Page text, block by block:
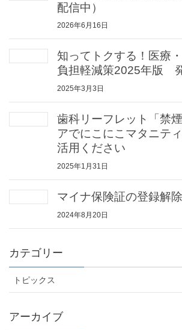
配信中）
2026年6月16日
知ってトクする！医療
負担軽減策2025年版
2025年3月3日
歯科リーフレット「禁
アでにこにこマタニテ
活用ください
2025年1月31日
マイナ保険証の登録解
2024年8月20日
カテゴリー
トピックス
アーカイブ